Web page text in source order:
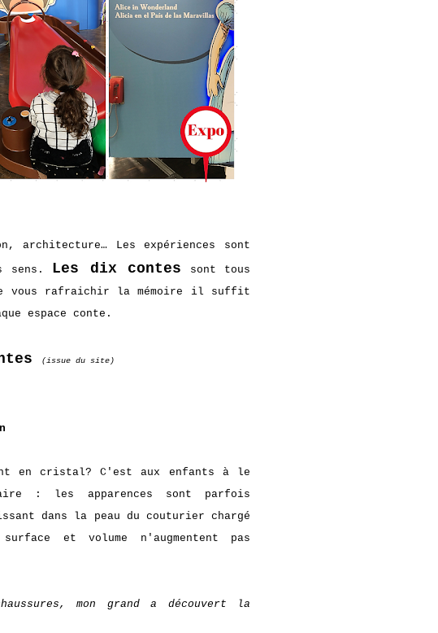
architecture… Les expériences sont
sens. Les dix contes sont tous
vous rafraichir la mémoire il suffit
espace conte.
(issue du site)
en cristal? C'est aux enfants à le
: les apparences sont parfois
dans la peau du couturier chargé
et volume n'augmentent pas
mon grand a découvert la